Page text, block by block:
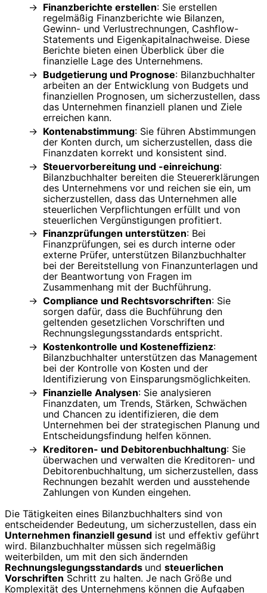
Finanzberichte erstellen: Sie erstellen
regelmäßig Finanzberichte wie Bilanzen,
Gewinn- und Verlustrechnungen, Cashflow-
Statements und Eigenkapitalnachweise. Diese
Berichte bieten einen Überblick über die
finanzielle Lage des Unternehmens.
Budgetierung und Prognose: Bilanzbuchhalter
arbeiten an der Entwicklung von Budgets und
finanziellen Prognosen, um sicherzustellen, dass
das Unternehmen finanziell planen und Ziele
erreichen kann.
Kontenabstimmung: Sie führen Abstimmungen
der Konten durch, um sicherzustellen, dass die
Finanzdaten korrekt und konsistent sind.
Steuervorbereitung und -einreichung:
Bilanzbuchhalter bereiten die Steuererklärungen
des Unternehmens vor und reichen sie ein, um
sicherzustellen, dass das Unternehmen alle
steuerlichen Verpflichtungen erfüllt und von
steuerlichen Vergünstigungen profitiert.
Finanzprüfungen unterstützen: Bei
Finanzprüfungen, sei es durch interne oder
externe Prüfer, unterstützen Bilanzbuchhalter
bei der Bereitstellung von Finanzunterlagen und
der Beantwortung von Fragen im
Zusammenhang mit der Buchführung.
Compliance und Rechtsvorschriften: Sie
sorgen dafür, dass die Buchführung den
geltenden gesetzlichen Vorschriften und
Rechnungslegungsstandards entspricht.
Kostenkontrolle und Kosteneffizienz:
Bilanzbuchhalter unterstützen das Management
bei der Kontrolle von Kosten und der
Identifizierung von Einsparungsmöglichkeiten.
Finanzielle Analysen: Sie analysieren
Finanzdaten, um Trends, Stärken, Schwächen
und Chancen zu identifizieren, die dem
Unternehmen bei der strategischen Planung und
Entscheidungsfindung helfen können.
Kreditoren- und Debitorenbuchhaltung: Sie
überwachen und verwalten die Kreditoren- und
Debitorenbuchhaltung, um sicherzustellen, dass
Rechnungen bezahlt werden und ausstehende
Zahlungen von Kunden eingehen.
Die Tätigkeiten eines Bilanzbuchhalters sind von
entscheidender Bedeutung, um sicherzustellen, dass ein
Unternehmen finanziell gesund ist und effektiv geführt
wird. Bilanzbuchhalter müssen sich regelmäßig
weiterbilden, um mit den sich ändernden
Rechnungslegungsstandards und steuerlichen
Vorschriften Schritt zu halten. Je nach Größe und
Komplexität des Unternehmens können die Aufgaben